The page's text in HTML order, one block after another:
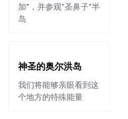
加"，并参观"圣鼻子"半
岛
神圣的奥尔洪岛
我们将能够亲眼看到这
个地方的特殊能量